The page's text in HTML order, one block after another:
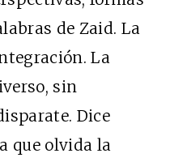
de Zaid. La
La
sin
Dice
que olvida la